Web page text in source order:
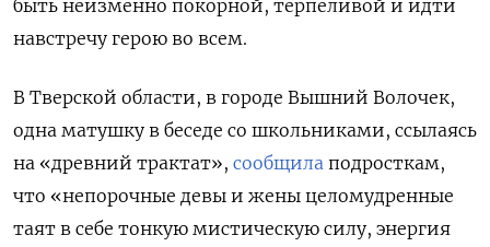
быть неизменно покорной, терпеливой и идти
навстречу герою во всем.
В Тверской области, в городе Вышний Волочек,
одна матушку в беседе со школьниками, ссылаясь
на «древний трактат», сообщила подросткам,
что «непорочные девы и жены целомудренные
таят в себе тонкую мистическую силу, энергия